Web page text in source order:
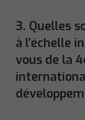
3. Quelles
à l’échelle
vous de la